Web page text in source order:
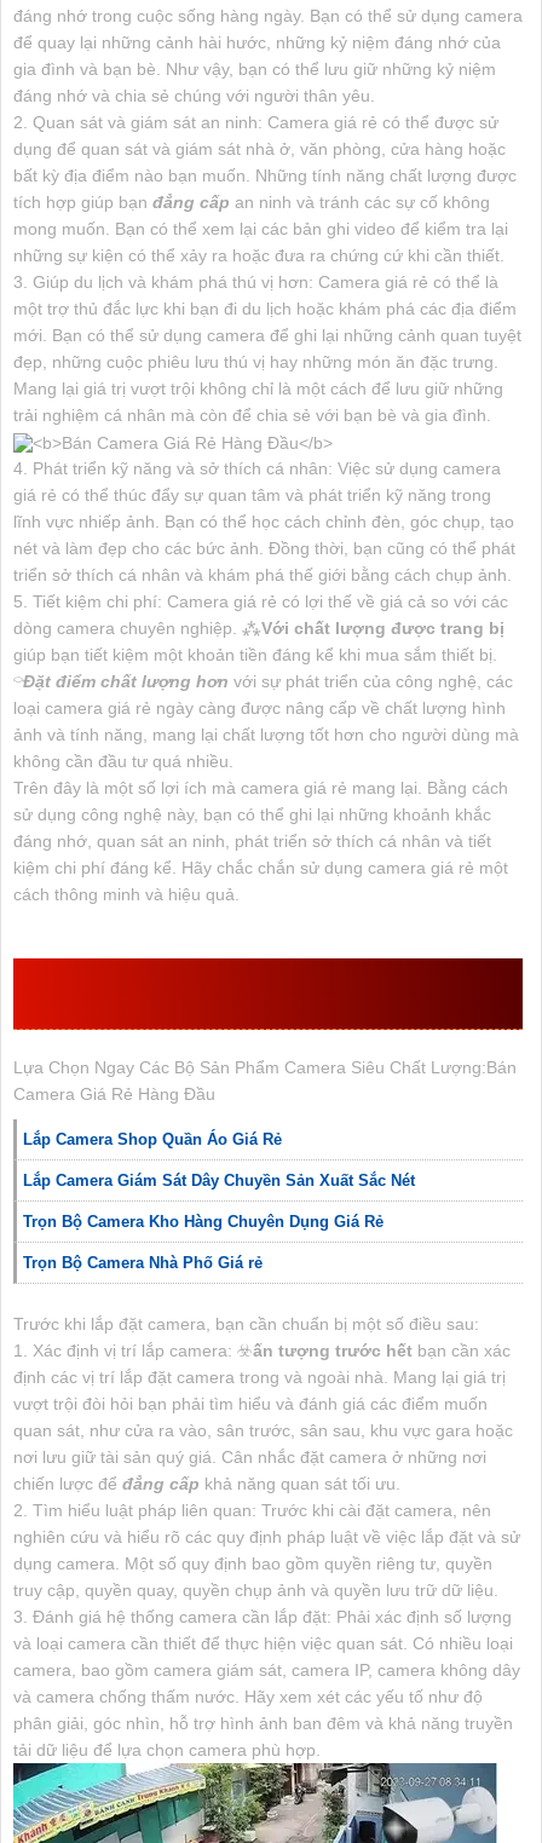
đáng nhớ trong cuộc sống hàng ngày. Bạn có thể sử dụng camera
để quay lại những cảnh hài hước, những kỷ niệm đáng nhớ của
gia đình và bạn bè. Như vậy, bạn có thể lưu giữ những kỷ niệm
đáng nhớ và chia sẻ chúng với người thân yêu.
2. Quan sát và giám sát an ninh: Camera giá rẻ có thể được sử
dụng để quan sát và giám sát nhà ở, văn phòng, cửa hàng hoặc
bất kỳ địa điểm nào bạn muốn. Những tính năng chất lượng được
tích hợp giúp bạn đẳng cấp an ninh và tránh các sự cố không
mong muốn. Bạn có thể xem lại các bản ghi video để kiểm tra lại
những sự kiện có thể xảy ra hoặc đưa ra chứng cứ khi cần thiết.
3. Giúp du lịch và khám phá thú vị hơn: Camera giá rẻ có thể là
một trợ thủ đắc lực khi bạn đi du lịch hoặc khám phá các địa điểm
mới. Bạn có thể sử dụng camera để ghi lại những cảnh quan tuyệt
đẹp, những cuộc phiêu lưu thú vị hay những món ăn đặc trưng.
Mang lại giá trị vượt trội không chỉ là một cách để lưu giữ những
trải nghiệm cá nhân mà còn để chia sẻ với bạn bè và gia đình.
4. Phát triển kỹ năng và sở thích cá nhân: Việc sử dụng camera
giá rẻ có thể thúc đẩy sự quan tâm và phát triển kỹ năng trong
lĩnh vực nhiếp ảnh. Bạn có thể học cách chỉnh đèn, góc chụp, tạo
nét và làm đẹp cho các bức ảnh. Đồng thời, bạn cũng có thể phát
triển sở thích cá nhân và khám phá thế giới bằng cách chụp ảnh.
5. Tiết kiệm chi phí: Camera giá rẻ có lợi thế về giá cả so với các
dòng camera chuyên nghiệp. ⁂Với chất lượng được trang bị
giúp bạn tiết kiệm một khoản tiền đáng kể khi mua sắm thiết bị.
⌔Đặt điểm chất lượng hơn với sự phát triển của công nghệ, các
loại camera giá rẻ ngày càng được nâng cấp về chất lượng hình
ảnh và tính năng, mang lại chất lượng tốt hơn cho người dùng mà
không cần đầu tư quá nhiều.
Trên đây là một số lợi ích mà camera giá rẻ mang lại. Bằng cách
sử dụng công nghệ này, bạn có thể ghi lại những khoảnh khắc
đáng nhớ, quan sát an ninh, phát triển sở thích cá nhân và tiết
kiệm chi phí đáng kể. Hãy chắc chắn sử dụng camera giá rẻ một
cách thông minh và hiệu quả.
Lựa Chọn Ngay Các Bộ Sản Phẩm Camera Siêu Chất Lượng:Bán
Camera Giá Rẻ Hàng Đầu
Lắp Camera Shop Quần Áo Giá Rẻ
Lắp Camera Giám Sát Dây Chuyền Sản Xuất Sắc Nét
Trọn Bộ Camera Kho Hàng Chuyên Dụng Giá Rẻ
Trọn Bộ Camera Nhà Phố Giá rẻ
Trước khi lắp đặt camera, bạn cần chuẩn bị một số điều sau:
1. Xác định vị trí lắp camera: ☣️ấn tượng trước hết bạn cần xác
định các vị trí lắp đặt camera trong và ngoài nhà. Mang lại giá trị
vượt trội đòi hỏi bạn phải tìm hiểu và đánh giá các điểm muốn
quan sát, như cửa ra vào, sân trước, sân sau, khu vực gara hoặc
nơi lưu giữ tài sản quý giá. Cân nhắc đặt camera ở những nơi
chiến lược để đẳng cấp khả năng quan sát tối ưu.
2. Tìm hiểu luật pháp liên quan: Trước khi cài đặt camera, nên
nghiên cứu và hiểu rõ các quy định pháp luật về việc lắp đặt và sử
dụng camera. Một số quy định bao gồm quyền riêng tư, quyền
truy cập, quyền quay, quyền chụp ảnh và quyền lưu trữ dữ liệu.
3. Đánh giá hệ thống camera cần lắp đặt: Phải xác định số lượng
và loại camera cần thiết để thực hiện việc quan sát. Có nhiều loại
camera, bao gồm camera giám sát, camera IP, camera không dây
và camera chống thấm nước. Hãy xem xét các yếu tố như độ
phân giải, góc nhìn, hỗ trợ hình ảnh ban đêm và khả năng truyền
tải dữ liệu để lựa chọn camera phù hợp.